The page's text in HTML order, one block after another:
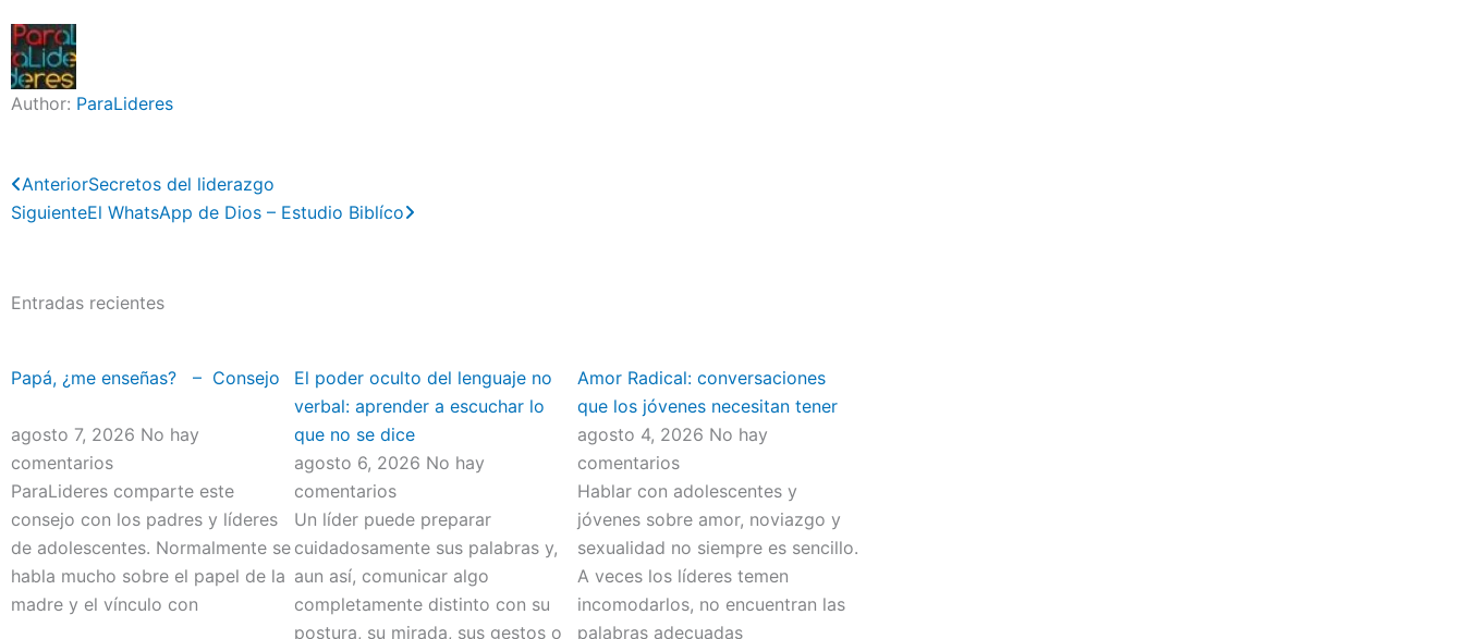
Author: ParaLideres
Previo
AnteriorSecretos del liderazgo
SiguienteEl WhatsApp de Dios – Estudio Biblíco
Entradas recientes
Papá, ¿me enseñas? – Consejo
agosto 7, 2026 No hay
comentarios
ParaLideres comparte este
consejo con los padres y líderes
de adolescentes. Normalmente se
habla mucho sobre el papel de la
madre y el vínculo con
El poder oculto del lenguaje no
verbal: aprender a escuchar lo
que no se dice
agosto 6, 2026 No hay
comentarios
Un líder puede preparar
cuidadosamente sus palabras y,
aun así, comunicar algo
completamente distinto con su
postura, su mirada, sus gestos o
Amor Radical: conversaciones
que los jóvenes necesitan tener
agosto 4, 2026 No hay
comentarios
Hablar con adolescentes y
jóvenes sobre amor, noviazgo y
sexualidad no siempre es sencillo.
A veces los líderes temen
incomodarlos, no encuentran las
palabras adecuadas